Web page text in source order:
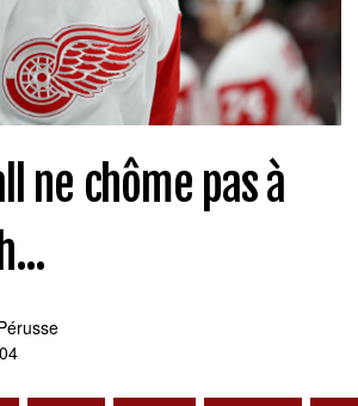
ne chôme pas à